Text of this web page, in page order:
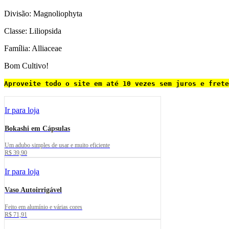
Divisão: Magnoliophyta
Classe: Liliopsida
Família: Alliaceae
Bom Cultivo!
Aproveite todo o site em até 10 vezes sem juros e frete
Ir para loja
Bokashi em Cápsulas
Um adubo simples de usar e muito eficiente
R$ 39,90
Ir para loja
Vaso Autoirrigável
Feito em alumínio e várias cores
R$ 71,91